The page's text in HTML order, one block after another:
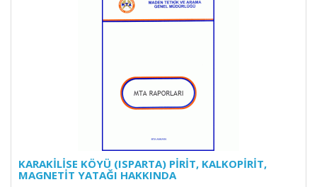
KARAKİLİSE KÖYÜ (ISPARTA) PİRİT, KALKOPİRİT,
MAGNETİT YATAĞI HAKKINDA